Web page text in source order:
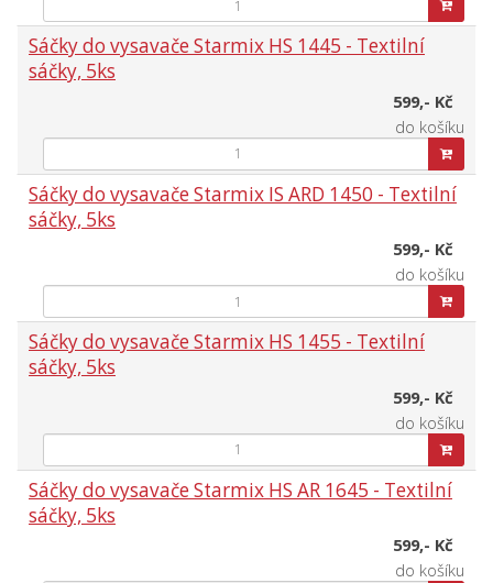
Sáčky do vysavače Starmix HS 1445 - Textilní
sáčky, 5ks
599,- Kč
do košíku
Sáčky do vysavače Starmix IS ARD 1450 - Textilní
sáčky, 5ks
599,- Kč
do košíku
Sáčky do vysavače Starmix HS 1455 - Textilní
sáčky, 5ks
599,- Kč
do košíku
Sáčky do vysavače Starmix HS AR 1645 - Textilní
sáčky, 5ks
599,- Kč
do košíku